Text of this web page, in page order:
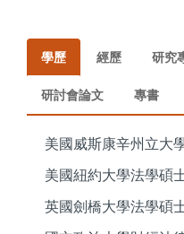
學歷 經歷 研究
研討會論文 專書
美國威斯康辛州立大
美國紐約大學法學碩
英國劍橋大學法學碩